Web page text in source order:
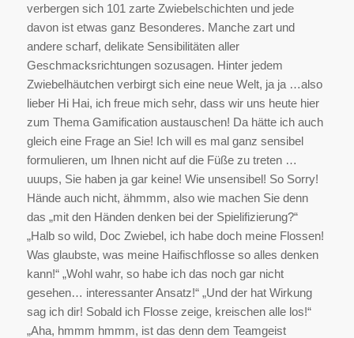
verbergen sich 101 zarte Zwiebelschichten und jede
davon ist etwas ganz Besonderes. Manche zart und
andere scharf, delikate Sensibilitäten aller
Geschmacksrichtungen sozusagen. Hinter jedem
Zwiebelhäutchen verbirgt sich eine neue Welt, ja ja …also
lieber Hi Hai, ich freue mich sehr, dass wir uns heute hier
zum Thema Gamification austauschen! Da hätte ich auch
gleich eine Frage an Sie! Ich will es mal ganz sensibel
formulieren, um Ihnen nicht auf die Füße zu treten …
uuups, Sie haben ja gar keine! Wie unsensibel! So Sorry!
Hände auch nicht, ähmmm, also wie machen Sie denn
das „mit den Händen denken bei der Spielifizierung?“
„Halb so wild, Doc Zwiebel, ich habe doch meine Flossen!
Was glaubste, was meine Haifischflosse so alles denken
kann!“ „Wohl wahr, so habe ich das noch gar nicht
gesehen… interessanter Ansatz!“ „Und der hat Wirkung
sag ich dir! Sobald ich Flosse zeige, kreischen alle los!“
„Aha, hmmm hmmm, ist das denn dem Teamgeist